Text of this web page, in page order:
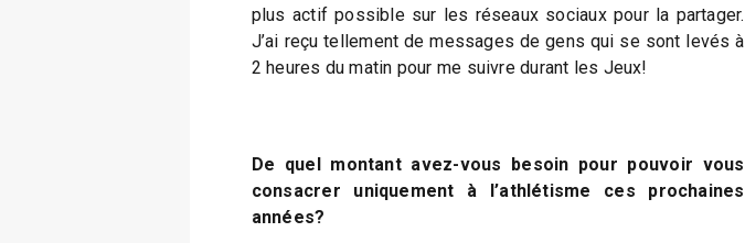
plus actif possible sur les réseaux sociaux pour la partager.
J’ai reçu tellement de messages de gens qui se sont levés à
2 heures du matin pour me suivre durant les Jeux!
De quel montant avez-vous besoin pour pouvoir vous
consacrer uniquement à l’athlétisme ces prochaines
années?